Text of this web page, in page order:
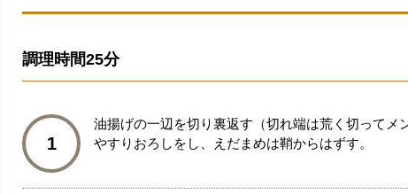
調理時間25分
1
油揚げの一辺を切り裏返す（切れ端は荒く切ってメ
やすりおろしをし、えだまめは鞘からはずす。